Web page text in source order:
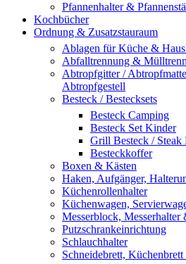
Pfannenhalter &
Kochbücher
Ordnung & Zusatzstauraum
Ablagen für Küche &
Abfalltrennung &
Abtropfgitter /
Abtropfgestell
Besteck / Bestecksets
Besteck Camping
Besteck Set Kinder
Grill Besteck / Steak
Besteckkoffer
Boxen & Kästen
Haken, Aufgänger,
Küchenrollenhalter
Küchenwagen,
Messerblock, Messerhalter
Putzschrankeinrichtung
Schlauchhalter
Schneidebrett,